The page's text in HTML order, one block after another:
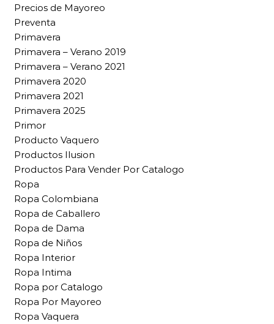
Precios de Mayoreo
Preventa
Primavera
Primavera – Verano 2019
Primavera – Verano 2021
Primavera 2020
Primavera 2021
Primavera 2025
Primor
Producto Vaquero
Productos Ilusion
Productos Para Vender Por Catalogo
Ropa
Ropa Colombiana
Ropa de Caballero
Ropa de Dama
Ropa de Niños
Ropa Interior
Ropa Intima
Ropa por Catalogo
Ropa Por Mayoreo
Ropa Vaquera